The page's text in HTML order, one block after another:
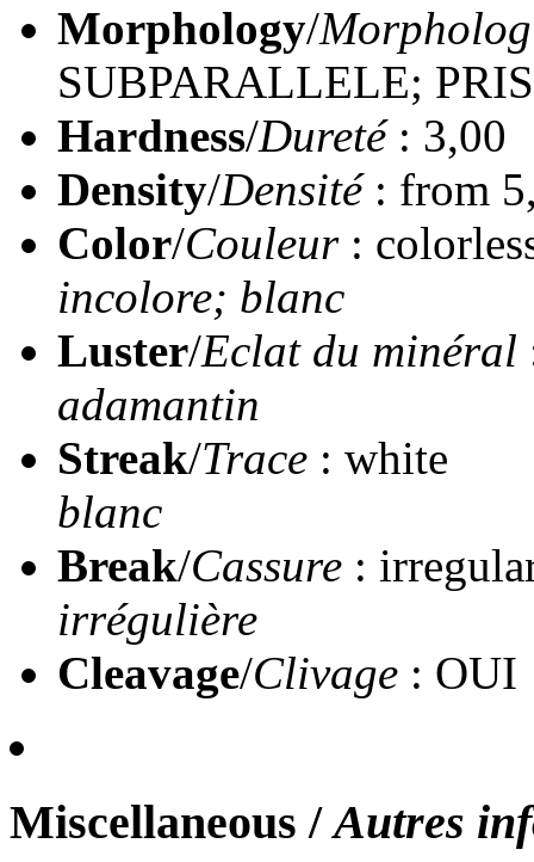
Morphology/
SUBPARALLELE;
Hardness/Dureté: 3,00
Density/Densité: from
Color/Couleur:
incolore; blanc
Luster/Eclat du minéral
adamantin
Streak/Trace : white
blanc
Break/Cassure :
irrégulière
Cleavage/Clivage : OUI
Miscellaneous /Autres